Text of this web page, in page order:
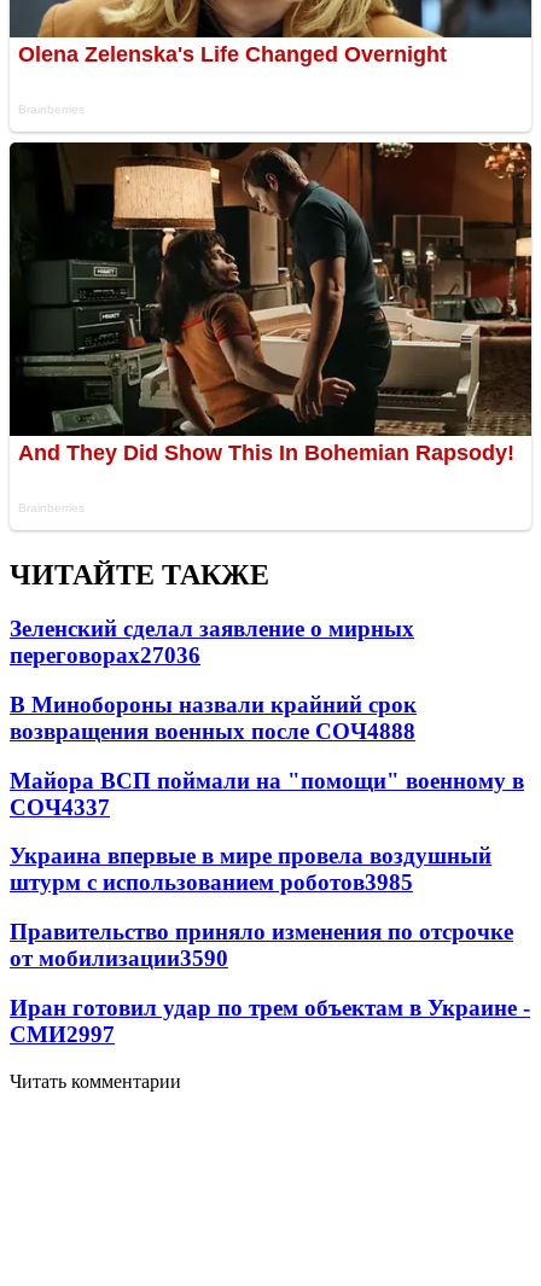
ЧИТАЙТЕ ТАКЖЕ
Зеленский сделал заявление о мирных
переговорах27036
В Минобороны назвали крайний срок
возвращения военных после СОЧ4888
Майора ВСП поймали на "помощи" военному в
СОЧ4337
Украина впервые в мире провела воздушный
штурм с использованием роботов3985
Правительство приняло изменения по отсрочке
от мобилизации3590
Иран готовил удар по трем объектам в Украине -
СМИ2997
Читать комментарии